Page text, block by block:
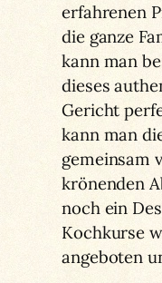
erfahrenen
die ganze
kann man
dieses
Gericht
kann man
gemeinsam
krönenden
noch ein
Kochkurse
angeboten